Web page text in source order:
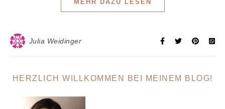
MEHR DAZU LESEN
Julia Weidinger
HERZLICH WILLKOMMEN BEI MEINEM BLOG!